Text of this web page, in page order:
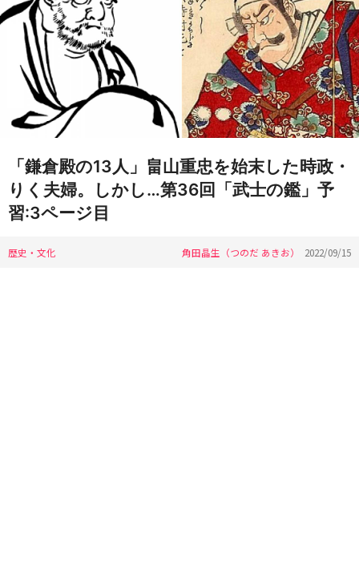
「鎌倉殿の13人」畠山重忠を始末した時政・
りく夫婦。しかし…第36回「武士の鑑」予
習:3ページ目
歴史・文化 角田晶生（つのだ あきお） 2022/09/15